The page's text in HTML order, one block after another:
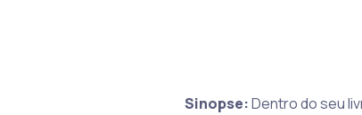
Sinopse:Dentro do seu